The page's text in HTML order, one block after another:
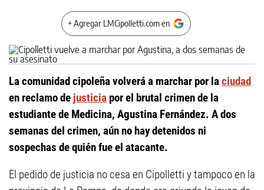
+ Agregar LMCipolletti.com en
La comunidad cipoleña volverá a marchar por laciudad
en reclamo de justicia por el brutal crimen de la
estudiante de Medicina, Agustina Fernández. A dos
semanas del crimen, aún no hay detenidos ni
sospechas de quién fue el atacante.
El pedido de justicia no cesa en Cipolletti y tampoco en la